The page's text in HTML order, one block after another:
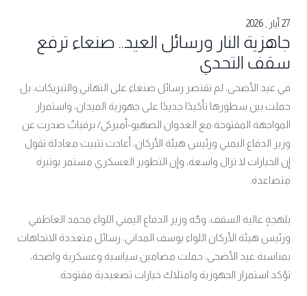
27 أيار , 2026
جاهزية النار ورسائل العيد.. صنعاء ترفع
سقف التحدي
في عيد الأضحى، لم تقتصر رسائل صنعاء على التهاني والتبريكات، بل
حملت بين سطورها تأكيدًا جديدًا على جهوزية الميدان، واستمرار
المواجهة المفتوحة مع العدوان الصهيو-أميركي/ برقياتٌ صدرت عن
وزير الدفاع اليمني ورئيس هيئة الأركان، أعادت تثبيت معادلة تقول
إن الخيارات لا تزال واسعة، وإن التطوير العسكري مستمر بوتيرة
متصاعدة.
بلهجةٍ عالية السقف، وجّه وزير الدفاع اليمني اللواء محمد العاطفي
ورئيس هيئة الأركان اللواء يوسف المداني، رسائل متعددة الاتجاهات
بمناسبة عيد الأضحى، حملت مضامين سياسية وعسكرية واضحة،
تؤكد استمرار الجهوزية وامتلاك خيارات تصعيدية مفتوحة.